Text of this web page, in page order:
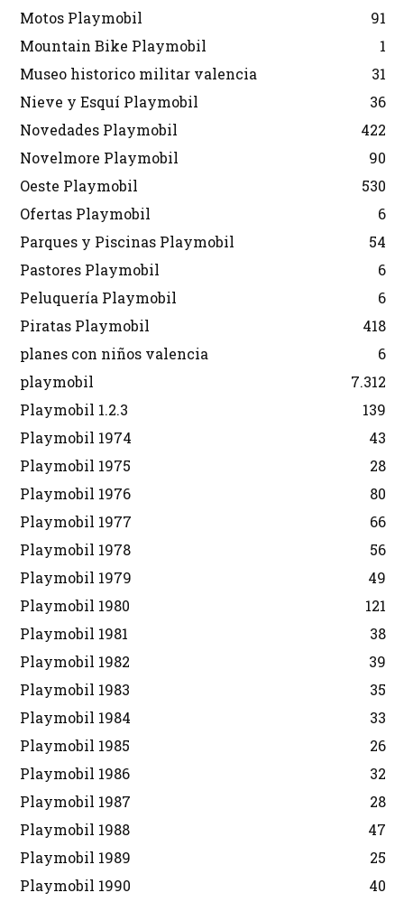
Motos Playmobil
91
Mountain Bike Playmobil
1
Museo historico militar valencia
31
Nieve y Esquí Playmobil
36
Novedades Playmobil
422
Novelmore Playmobil
90
Oeste Playmobil
530
Ofertas Playmobil
6
Parques y Piscinas Playmobil
54
Pastores Playmobil
6
Peluquería Playmobil
6
Piratas Playmobil
418
planes con niños valencia
6
playmobil
7.312
Playmobil 1.2.3
139
Playmobil 1974
43
Playmobil 1975
28
Playmobil 1976
80
Playmobil 1977
66
Playmobil 1978
56
Playmobil 1979
49
Playmobil 1980
121
Playmobil 1981
38
Playmobil 1982
39
Playmobil 1983
35
Playmobil 1984
33
Playmobil 1985
26
Playmobil 1986
32
Playmobil 1987
28
Playmobil 1988
47
Playmobil 1989
25
Playmobil 1990
40